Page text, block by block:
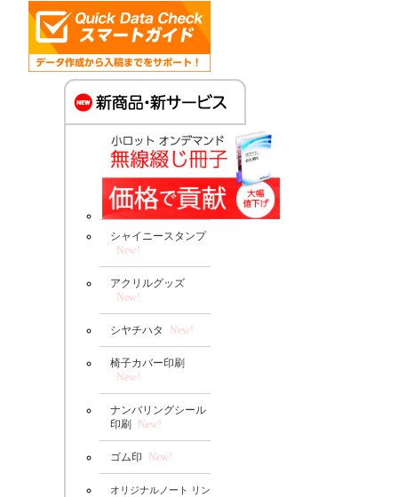
シャイニースタンプ
New!
アクリルグッズ
New!
シヤチハタ New!
椅子カバー印刷
New!
ナンバリングシール
印刷
New!
ゴム印 New!
オリジナルノート リン